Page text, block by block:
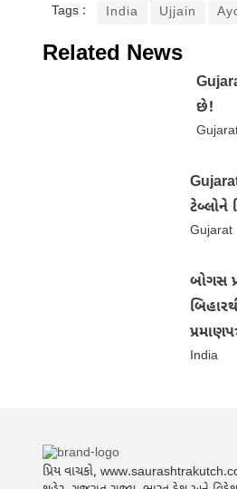
Tags : India Ujjain
Related News
છે!
ટેબ્લોને
Gujarat
બોગસ
India
પ્રિય વાચકો,